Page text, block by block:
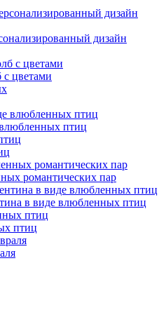
дизайн
с цветами
птиц
романтических пар
в виде влюбленных птиц
птиц